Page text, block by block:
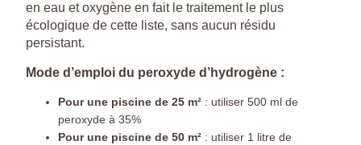
en eau et oxygène en fait le traitement le plus
écologique de cette liste, sans aucun résidu
persistant.
Mode d’emploi du peroxyde d’hydrogène :
Pour une piscine de 25 m² : utiliser 500 ml de
peroxyde à 35%
Pour une piscine de 50 m² : utiliser 1 litre de